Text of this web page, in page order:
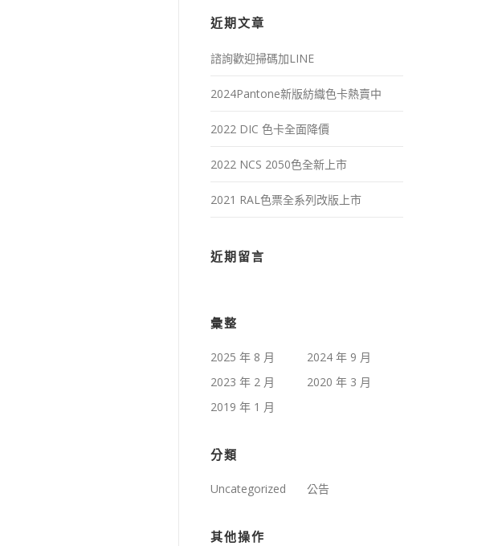
近期文章
諮詢歡迎掃碼加LINE
2024Pantone新版紡織色卡熱賣中
2022 DIC 色卡全面降價
2022 NCS 2050色全新上市
2021 RAL色票全系列改版上市
近期留言
彙整
2025 年 8 月
2024 年 9 月
2023 年 2 月
2020 年 3 月
2019 年 1 月
分類
Uncategorized 公告
其他操作